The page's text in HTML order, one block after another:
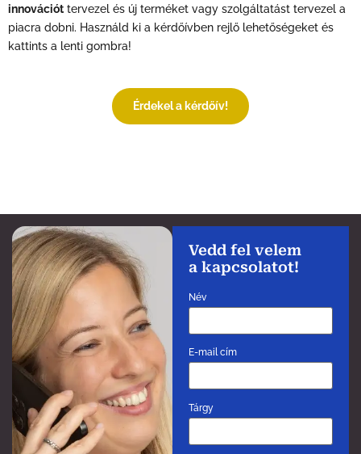
innovációt tervezel és új terméket vagy szolgáltatást tervezel a
piacra dobni. Használd ki a kérdőívben rejlő lehetőségeket és
kattints a lenti gombra!
Érdekel a kérdőív!
Vedd fel velem
a kapcsolatot!
Név
E-mail cím
Tárgy